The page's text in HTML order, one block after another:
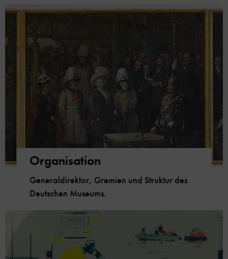
Organisation
Generaldirektor, Gremien und Struktur des
Deutschen Museums.